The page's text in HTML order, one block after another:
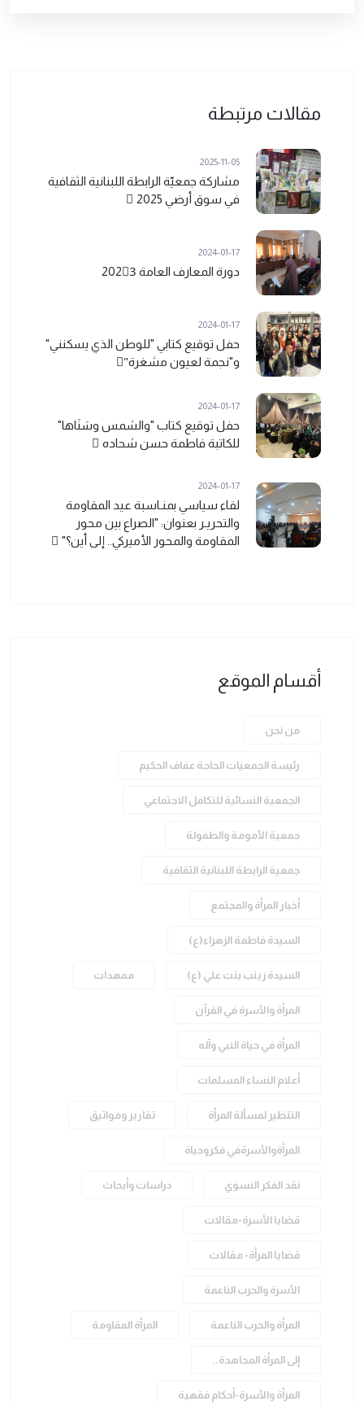
مقالات مرتبطة
2025-11-05
مشاركة جمعيّة الرابطة اللبنانية الثقافية
في سوق أرضي 2025 ً
2024-01-17
دورة المعارف العامة 2023ً
2024-01-17
حفل توقيع كتابي "للوطن الذي يسكنني"
و"نجمة لعيون مشغرة"ً
2024-01-17
حفل توقيع كتاب "والشمس وسَنَاها"
للكاتبة فاطمة حسن شحاده ً
2024-01-17
لقاء سياسي بمنـاسبة عيد المقاومة
والتحريـر بعنوان: "الصراع بين محور
المقاومة والمحور الأميركي.. إلى أين؟" ً
أقسام الموقع
من نحن
رئيسة الجمعيات الحاجة عفاف الحكيم
الجمعية النسائية للتكافل الاجتماعي
جمعية الأمومة والطفولة
جمعية الرابطة اللبنانية الثقافية
أخبار المرأة والمجتمع
السيدة فاطمة الزهراء(ع)
السيدة زينب بنت علي (ع) ممهدات
المرأة والأسرة في القرآن
المرأة في حياة النبي وآله
أعلام النساء المسلمات
التنظير لمسألة المرأة تقارير ومواثيق
المرأةوالأسرةفي فكروحياة
نقد الفكر النسوي دراسات وأبحاث
قضايا الأسرة-مقالات
قضايا المرأة- مقالات
الأسرة والحرب الناعمة
المرأة والحرب الناعمة المرأة المقاومة
إلى المرأة المجاهدة..
المرأة والأسرة-أحكام فقهية